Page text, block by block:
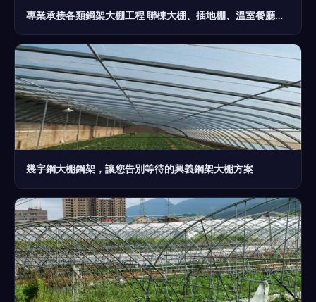
專業承接各類鋼架大棚工程 聯棟大棚、插地棚、溫室餐廳與智能溫室
幾字鋼大棚鋼架，讓您告別等待的興義鋼架大棚方案